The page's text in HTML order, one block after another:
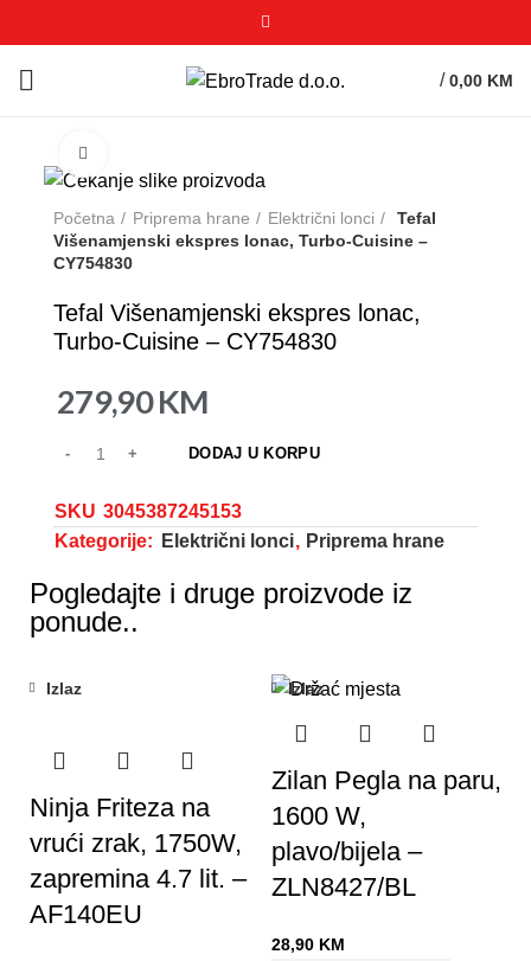
/ 0,00 KM
Početna Priprema hrane Električni lonci
Tefal
Višenamjenski ekspres lonac, Turbo-Cuisine –
CY754830
Tefal Višenamjenski ekspres lonac,
Turbo-Cuisine – CY754830
279,90KM
DODAJ U KORPU
SKU 3045387245153
Kategorije:
Električni lonci, Priprema hrane
Pogledajte i druge proizvode iz
ponude..
Izlaz
Ninja Friteza na
vrući zrak, 1750W,
zapremina 4.7 lit. –
AF140EU
Izlaz
Zilan Pegla na paru,
1600 W,
plavo/bijela –
ZLN8427/BL
28,90 KM